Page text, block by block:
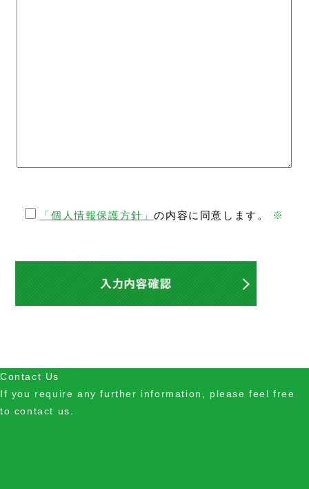
「個人情報保護方針」の内容に同意します。 ※
Contact Us
If you require any further information, please feel free
to contact us.